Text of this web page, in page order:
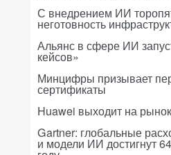
С внедрением ИИ
неготовность
Альянс в сфере ИИ
кейсов»
Минцифры призывает
сертификаты
Huawei выходит на
Gartner: глобальные
и модели ИИ достигнут